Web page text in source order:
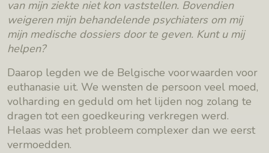
van mijn ziekte niet kon vaststellen. Bovendien
weigeren mijn behandelende psychiaters om mij
mijn medische dossiers door te geven. Kunt u mij
helpen?
Daarop legden we de Belgische voorwaarden voor
euthanasie uit. We wensten de persoon veel moed,
volharding en geduld om het lijden nog zolang te
dragen tot een goedkeuring verkregen werd.
Helaas was het probleem complexer dan we eerst
vermoedden.